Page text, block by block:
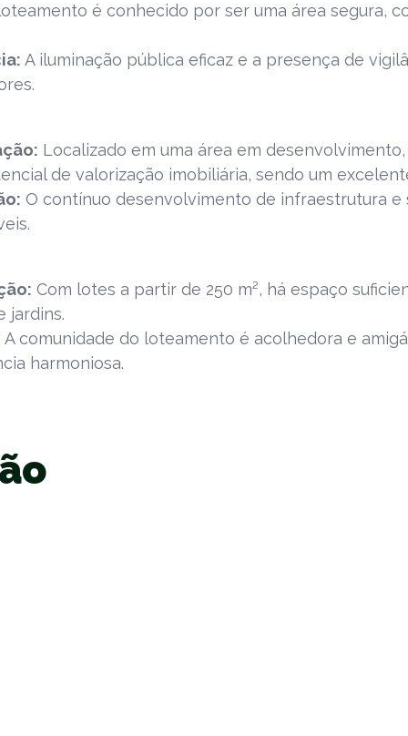
é conhecido por ser uma área segura,
A iluminação pública eficaz e a presença de
Localizado em uma área em
de valorização imobiliária, sendo um
O contínuo desenvolvimento de infraestrutura e
Com lotes a partir de 250 m², há espaço
jardins.
A comunidade do loteamento é acolhedora e
harmoniosa.